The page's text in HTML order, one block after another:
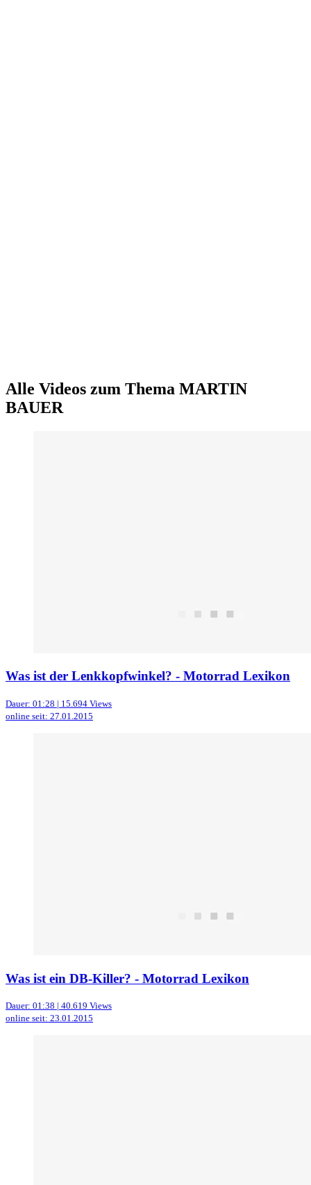
Alle Videos zum Thema MARTIN
BAUER
Was ist der Lenkkopfwinkel? - Motorrad Lexikon
Dauer: 01:28 | 15.694 Views
online seit: 27.01.2015
Was ist ein DB-Killer? - Motorrad Lexikon
Dauer: 01:38 | 40.619 Views
online seit: 23.01.2015